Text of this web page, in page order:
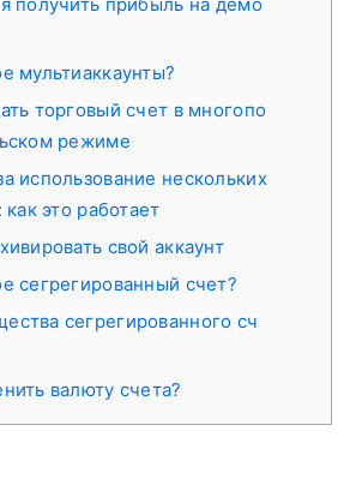
мультиаккаунты?
торговый счет в многопо
режиме
использование нескольких
как это работает
свой аккаунт
сегрегированный счет?
сегрегированного сч
валюту счета?